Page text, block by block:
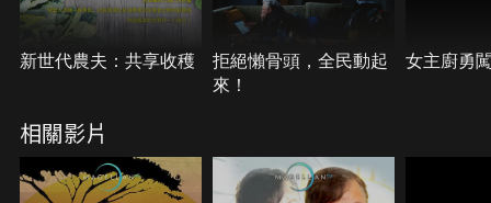
新世代農夫：共享收穫
拒絕懶骨頭，全民動起
來！
女主廚勇
相關影片